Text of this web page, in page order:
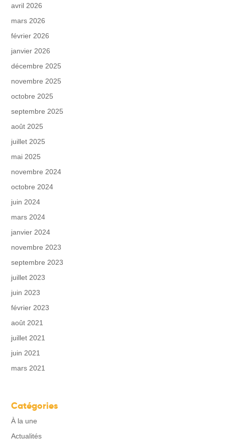
avril 2026
mars 2026
février 2026
janvier 2026
décembre 2025
novembre 2025
octobre 2025
septembre 2025
août 2025
juillet 2025
mai 2025
novembre 2024
octobre 2024
juin 2024
mars 2024
janvier 2024
novembre 2023
septembre 2023
juillet 2023
juin 2023
février 2023
août 2021
juillet 2021
juin 2021
mars 2021
Catégories
À la une
Actualités